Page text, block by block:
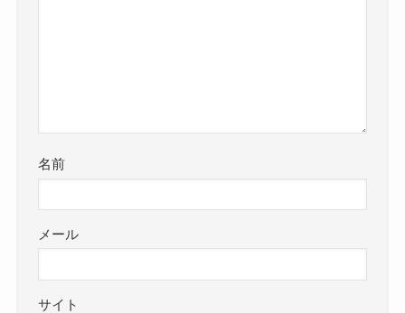
名前
メール
サイト